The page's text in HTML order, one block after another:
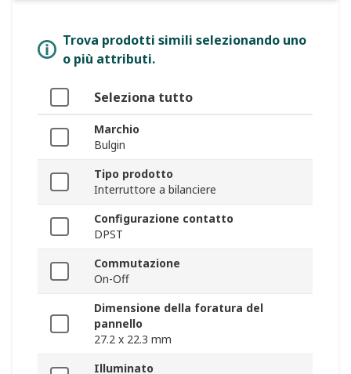
Trova prodotti simili selezionando uno
o più attributi.
Seleziona tutto
Marchio
Bulgin
Tipo prodotto
Interruttore a bilanciere
Configurazione contatto
DPST
Commutazione
On-Off
Dimensione della foratura del
pannello
27.2 x 22.3 mm
Illuminato